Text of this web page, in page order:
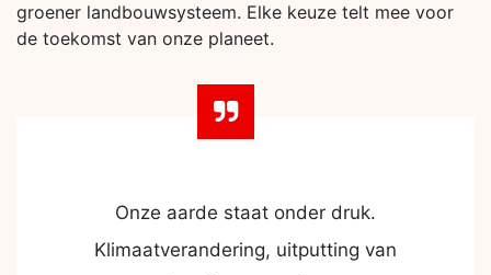
groener landbouwsysteem. Elke keuze telt mee voor
de toekomst van onze planeet.
Onze aarde staat onder druk.
Klimaatverandering, uitputting van